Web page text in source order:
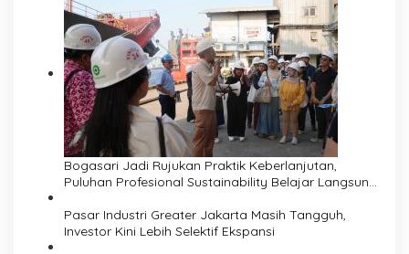
Bogasari Jadi Rujukan Praktik Keberlanjutan,
Puluhan Profesional Sustainability Belajar Langsung
Pasar Industri Greater Jakarta Masih Tangguh,
Investor Kini Lebih Selektif Ekspansi